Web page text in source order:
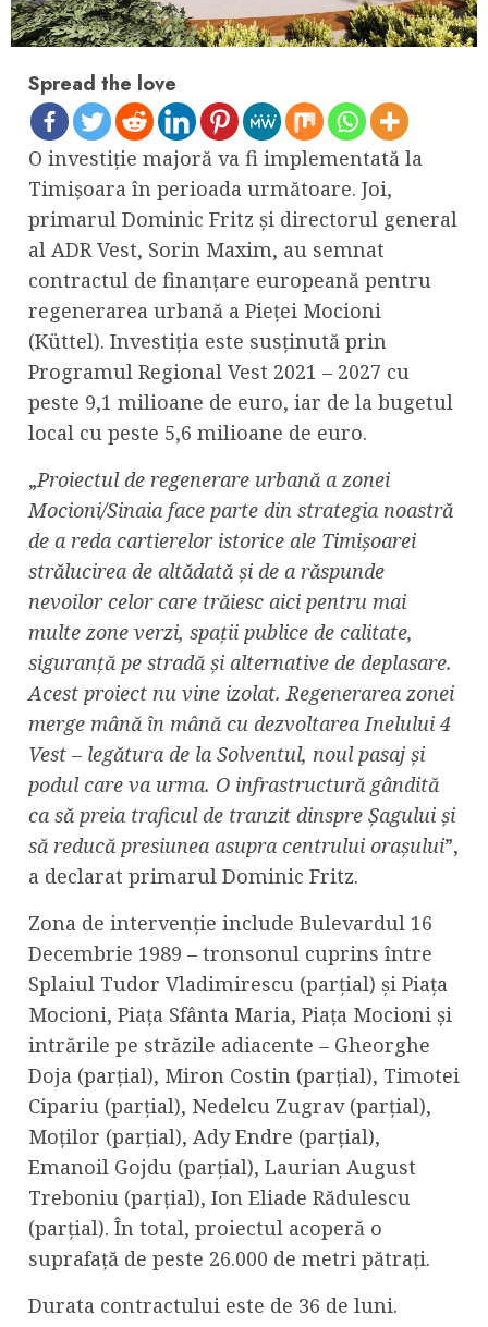
Spread the love
O investiție majoră va fi implementată la
Timișoara în perioada următoare. Joi,
primarul Dominic Fritz și directorul general
al ADR Vest, Sorin Maxim, au semnat
contractul de finanțare europeană pentru
regenerarea urbană a Pieței Mocioni
(Küttel). Investiția este susținută prin
Programul Regional Vest 2021 – 2027 cu
peste 9,1 milioane de euro, iar de la bugetul
local cu peste 5,6 milioane de euro.
„Proiectul de regenerare urbană a zonei
Mocioni/Sinaia face parte din strategia noastră
de a reda cartierelor istorice ale Timișoarei
strălucirea de altădată și de a răspunde
nevoilor celor care trăiesc aici pentru mai
multe zone verzi, spații publice de calitate,
siguranță pe stradă și alternative de deplasare.
Acest proiect nu vine izolat. Regenerarea zonei
merge mână în mână cu dezvoltarea Inelului 4
Vest – legătura de la Solventul, noul pasaj și
podul care va urma. O infrastructură gândită
ca să preia traficul de tranzit dinspre Șagului și
să reducă presiunea asupra centrului orașului”,
a declarat primarul Dominic Fritz.
Zona de intervenție include Bulevardul 16
Decembrie 1989 – tronsonul cuprins între
Splaiul Tudor Vladimirescu (parțial) și Piața
Mocioni, Piața Sfânta Maria, Piața Mocioni și
intrările pe străzile adiacente – Gheorghe
Doja (parțial), Miron Costin (parțial), Timotei
Cipariu (parțial), Nedelcu Zugrav (parțial),
Moților (parțial), Ady Endre (parțial),
Emanoil Gojdu (parțial), Laurian August
Treboniu (parțial), Ion Eliade Rădulescu
(parțial). În total, proiectul acoperă o
suprafață de peste 26.000 de metri pătrați.
Durata contractului este de 36 de luni.